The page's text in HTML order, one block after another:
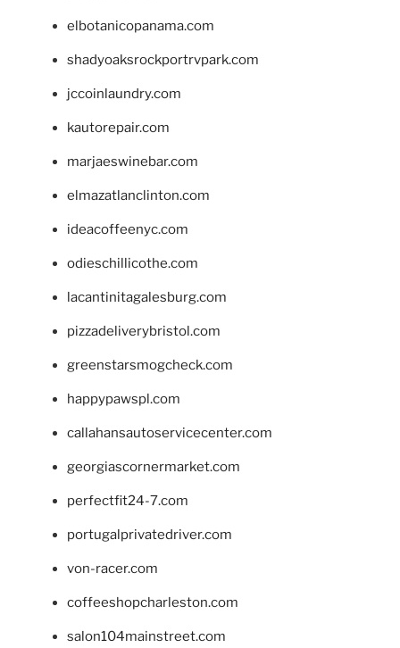
elbotanicopanama.com
shadyoaksrockportrvpark.com
jccoinlaundry.com
kautorepair.com
marjaeswinebar.com
elmazatlanclinton.com
ideacoffeenyc.com
odieschillicothe.com
lacantinitagalesburg.com
pizzadeliverybristol.com
greenstarsmogcheck.com
happypawspl.com
callahansautoservicecenter.com
georgiascornermarket.com
perfectfit24-7.com
portugalprivatedriver.com
von-racer.com
coffeeshopcharleston.com
salon104mainstreet.com